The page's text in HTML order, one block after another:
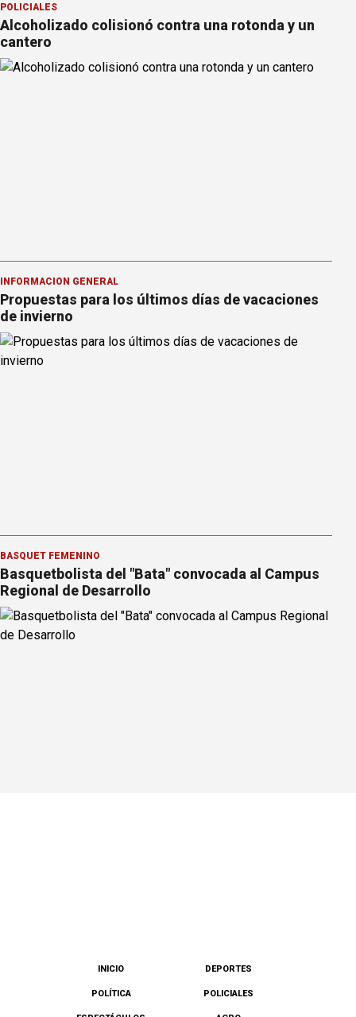
POLICIALES
Alcoholizado colisionó contra una rotonda y un
cantero
INFORMACION GENERAL
Propuestas para los últimos días de vacaciones
de invierno
BÁSQUET FEMENINO
Basquetbolista del "Bata" convocada al Campus
Regional de Desarrollo
INICIO DEPORTES
POLÍTICA POLICIALES